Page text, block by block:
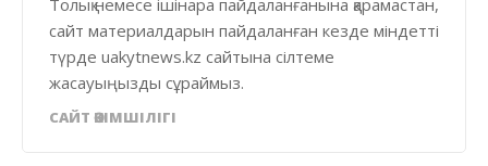
сайт материалдарын пайдаланған кезде міндетті
түрде uakytnews.kz сайтына сілтеме
жасауыңызды сұраймыз.
САЙТ ӘКІМШІЛІГІ